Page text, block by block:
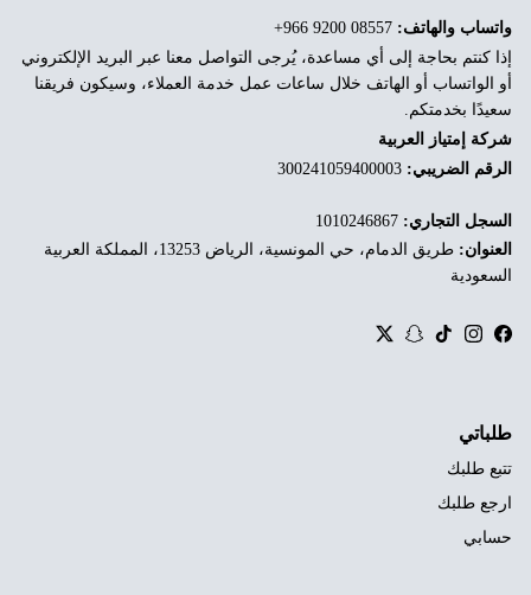
واتساب والهاتف:
إذا كنتم بحاجة إلى أي مساعدة، يُرجى التواصل معنا عبر البريد الإلكتروني
أو الواتساب أو الهاتف خلال ساعات عمل خدمة العملاء، وسيكون فريقنا
سعيدًا بخدمتكم.
شركة إمتياز العربية
الرقم الضريبي:
السجل التجاري:
العنوان:
طريق الدمام، حي المونسية، الرياض 13253، المملكة العربية
السعودية
Facebook
Instagram
TikTok
Snapchat
Twitter
طلباتي
تتبع طلبك
ارجع طلبك
حسابي